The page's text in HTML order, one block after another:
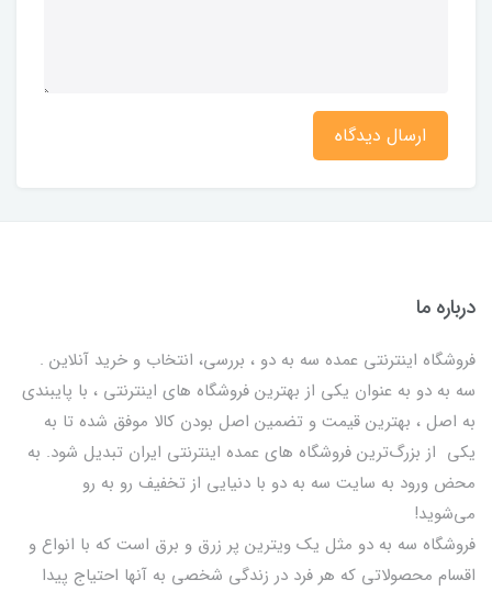
ارسال دیدگاه
درباره ما
فروشگاه اینترنتی عمده سه به دو ، بررسی، انتخاب و خرید آنلاین .
سه به دو به عنوان یکی از بهترين فروشگاه های اینترنتی ، با پایبندی
به اصل ، بهترين قيمت و تضمین اصل‌ بودن کالا موفق شده تا به
يكي از بزرگ‌ترين فروشگاه هاي عمده اینترنتی ایران تبدیل شود. به
محض ورود به سایت سه به دو با دنیایی از تخفيف رو به رو
می‌شوید!
فروشگاه سه به دو مثل یک ویترین پر زرق و برق است که با انواع و
اقسام محصولاتی که هر فرد در زندگی شخصی به آنها احتیاج پیدا